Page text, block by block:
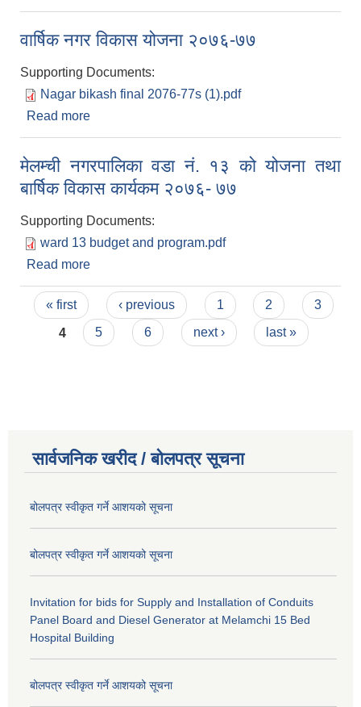
वार्षिक नगर विकास योजना २०७६-७७
Supporting Documents:
Nagar bikash final 2076-77s (1).pdf
Read more
मेलम्ची नगरपालिका वडा नं. १३ को योजना तथा
बार्षिक विकास कार्यकम २०७६- ७७
Supporting Documents:
ward 13 budget and program.pdf
Read more
Pages
« first ‹ previous 1 2
3
4
5 6 next › last »
सार्वजनिक खरीद / बोलपत्र सूचना
बोलपत्र स्वीकृत गर्ने आशयको सूचना
बोलपत्र स्वीकृत गर्ने आशयको सूचना
Invitation for bids for Supply and Installation of Conduits
Panel Board and Diesel Generator at Melamchi 15 Bed
Hospital Building
बोलपत्र स्वीकृत गर्ने आशयको सूचना